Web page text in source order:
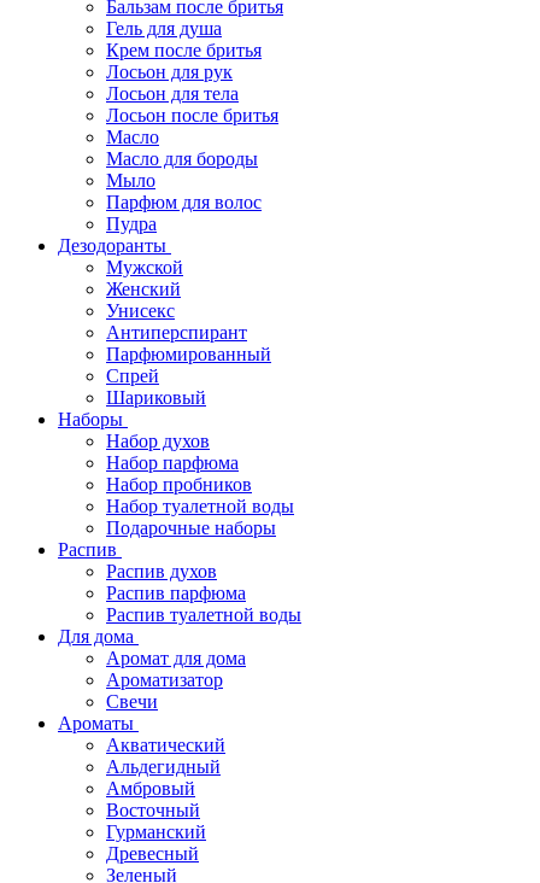
Бальзам после бритья
Гель для душа
Крем после бритья
Лосьон для рук
Лосьон для тела
Лосьон после бритья
Масло
Масло для бороды
Мыло
Парфюм для волос
Пудра
Дезодоранты
Мужской
Женский
Унисекс
Антиперспирант
Парфюмированный
Спрей
Шариковый
Наборы
Набор духов
Набор парфюма
Набор пробников
Набор туалетной воды
Подарочные наборы
Распив
Распив духов
Распив парфюма
Распив туалетной воды
Для дома
Аромат для дома
Ароматизатор
Свечи
Ароматы
Акватический
Альдегидный
Амбровый
Восточный
Гурманский
Древесный
Зеленый